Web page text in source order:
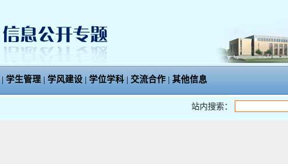
| 学生管理 | 学风建设 | 学位学科 | 交流合作 | 其他信息
站内搜索：